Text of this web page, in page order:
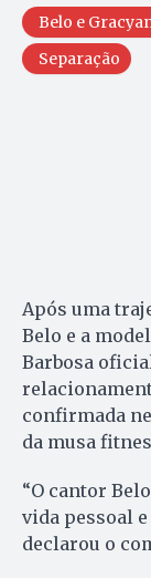
Belo e
Separação
Após uma
Belo e a
Barbosa
confirmada
da musa
“O cantor
vida pessoal
declarou o